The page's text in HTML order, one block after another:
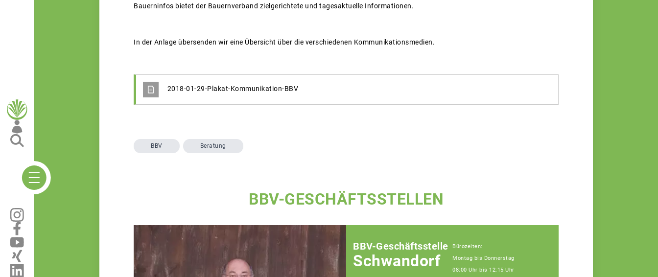
Bauerninfos bietet der Bauernverband zielgerichtete und tagesaktuelle Informationen.
In der Anlage übersenden wir eine Übersicht über die verschiedenen Kommunikationsmedien.
2018-01-29-Plakat-Kommunikation-BBV
BBV Beratung
BBV-GESCHÄFTSSTELLEN
BBV-Geschäftsstelle
Schwandorf
Bürozeiten:
Montag bis Donnerstag
08:00 Uhr bis 12:15 Uhr